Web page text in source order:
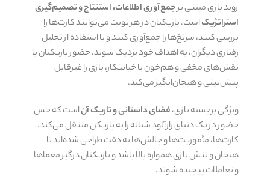
روند بازی مبتنی برجمع‌آوری اطلاعات، استنتاج و تصمیم‌گیری
استراتژیکاست. بازیکنان در هر نوبت می‌توانند کارت‌ها را
بررسی کنند، سرنخ‌ها را جمع‌آوری کنند و با استفاده از تحلیل
رفتاری دیگران، به اهداف خود نزدیک شوند. حضور بازیکنان با
نقش‌های مخفی و هم‌خون یا خیانتکار، بازی را غیرقابل
پیش‌بینی و هیجان‌انگیز می‌کند.
ویژگی برجسته بازی،فضای داستانی و تاریک آناست که حس
حضور در یک دنیای رازآلود شبانه را به بازیکن منتقل می‌کند.
کارت‌ها، مأموریت‌ها و چالش‌ها به دقت طراحی شده‌اند تا
هیجان و تنش بازی همواره بالا باشد و بازیکنان درگیر معماها
و تعاملات پیچیده شوند.